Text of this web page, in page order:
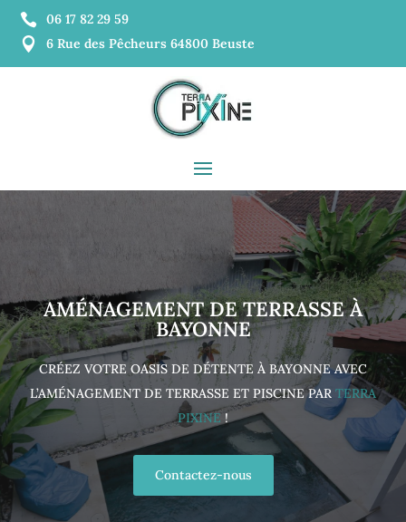
 06 17 82 29 59
 6 Rue des Pêcheurs 64800 Beuste
AMÉNAGEMENT DE TERRASSE À
BAYONNE
CRÉEZ VOTRE OASIS DE DÉTENTE À BAYONNE AVEC
L’AMÉNAGEMENT DE TERRASSE ET PISCINE PAR TERRA
PIXINE !
Contactez-nous